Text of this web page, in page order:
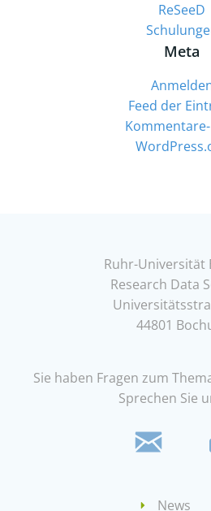
ReSeeD
Meta
Feed der
Ruhr-Universität
Research Data
44801
Sie haben Fragen zum
Sprechen Sie
News